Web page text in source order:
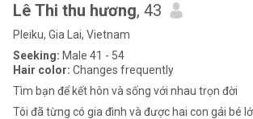
Lê Thi thu hương, 43
Pleiku, Gia Lai, Vietnam
Seeking: Male 41 - 54
Hair color: Changes frequently
Tìm bạn để kết hôn và sống với nhau trọn đời
Tôi đã từng có gia đình và được hai con gái bé